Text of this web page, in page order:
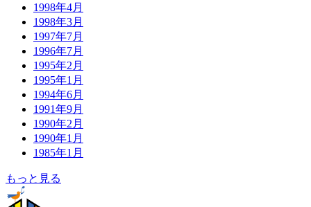
1998年4月
1998年3月
1997年7月
1996年7月
1995年2月
1995年1月
1994年6月
1991年9月
1990年2月
1990年1月
1985年1月
もっと見る